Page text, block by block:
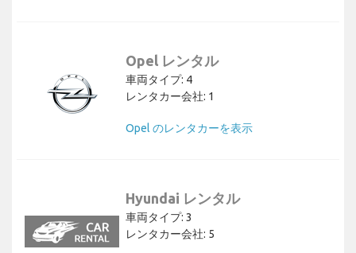
Opel レンタル
車両タイプ: 4
レンタカー会社: 1
Opel のレンタカーを表示
Hyundai レンタル
車両タイプ: 3
レンタカー会社: 5